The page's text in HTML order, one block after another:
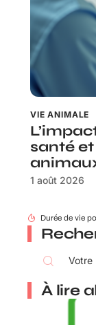
VIE ANIMALE
santé
1 août 2026
À lire